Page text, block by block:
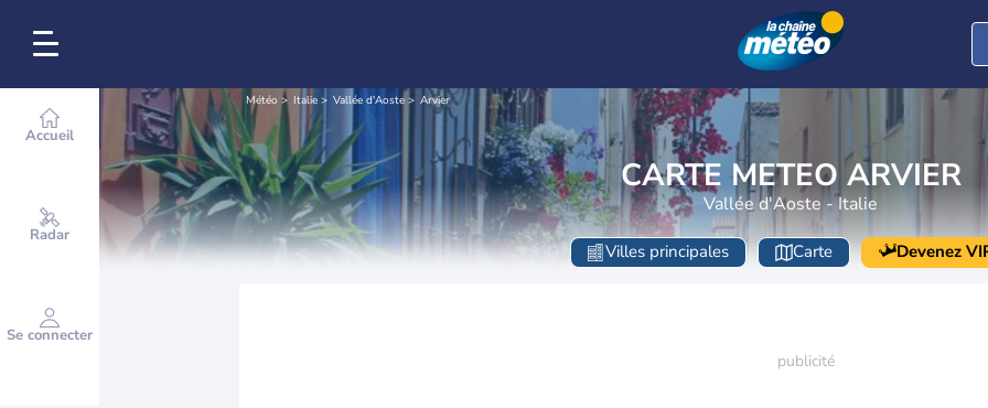
Accueil
Radar
Se connecter
Météo Italie Vallée d'Aoste Arvier
CARTE METEO ARVIER
Vallée d'Aoste - Italie
Villes principales Carte Devenez